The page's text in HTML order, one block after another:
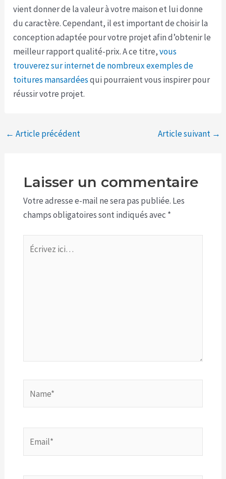
vient donner de la valeur à votre maison et lui donne
du caractère. Cependant, il est important de choisir la
conception adaptée pour votre projet afin d’obtenir le
meilleur rapport qualité-prix. A ce titre,vous
trouverez sur internet de nombreux exemples de
toitures mansardéesqui pourraient vous inspirer pour
réussir votre projet.
← Article précédent Article suivant →
Laisser un commentaire
Votre adresse e-mail ne sera pas publiée. Les
champs obligatoires sont indiqués avec *
Écrivez
ici…